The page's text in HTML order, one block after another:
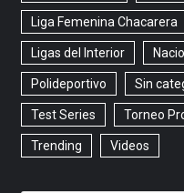
Liga Femenina Chacarera
Ligas del Interior
Polideportivo Sin
Test Series Torneo
Trending Videos